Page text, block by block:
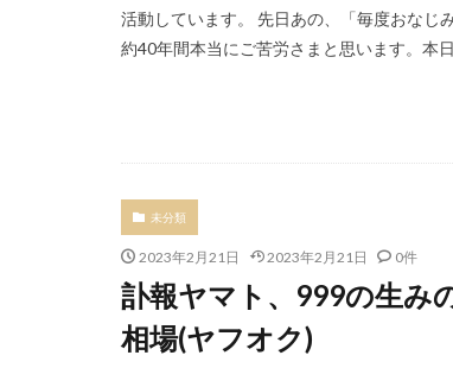
活動しています。 先日あの、「毎度おなじ
約40年間本当にご苦労さまと思います。本
未分類
2023年2月21日 2023年2月21日 0件
訃報ヤマト、999の生み
相場(ヤフオク)